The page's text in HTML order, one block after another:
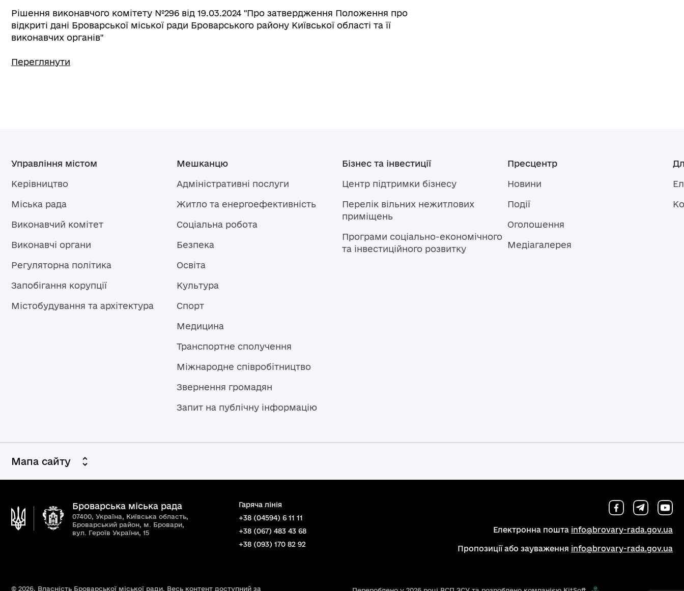
Рішення виконавчого комітету №296 від 19.03.2024 "Про затвердження Положення про
відкриті дані Броварської міської ради Броварського району Київської області та її
виконавчих органів"
Переглянути
Управління містом
Керівництво
Міська рада
Виконавчий комітет
Виконавчі органи
Регуляторна політика
Запобігання корупції
Містобудування та архітектура
Мешканцю
Адміністративні послуги
Житло та енергоефективність
Соціальна робота
Безпека
Освіта
Культура
Спорт
Медицина
Транспортне сполучення
Міжнародне співробітництво
Звернення громадян
Запит на публічну інформацію
Бізнес та інвестиції
Центр підтримки бізнесу
Перелік вільних нежитлових
приміщень
Програми соціально-економічного
та інвестиційного розвитку
Пресцентр
Новини
Події
Оголошення
Медіагалерея
Мапа сайту
Броварська міська рада
07400, Україна, Київська область,
Броварський район, м. Бровари,
вул. Героїв України, 15
Гаряча лінія
+38 (04594) 6 11 11
+38 (067) 483 43 68
+38 (093) 170 82 92
Електронна пошта info@brovary-rada.gov.ua
Пропозиції або зауваження info@brovary-rada.gov.ua
© 2026, Власність Броварської міської ради. Весь контент доступний за